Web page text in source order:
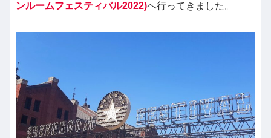
ンルームフェスティバル2022)へ行ってきました。